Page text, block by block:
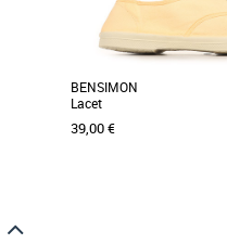
BENSIMON
Lacet
39,00 €